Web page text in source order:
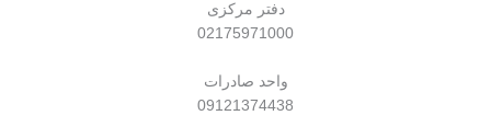
دفتر مرکزی
02175971000
واحد صادرات
09121374438​